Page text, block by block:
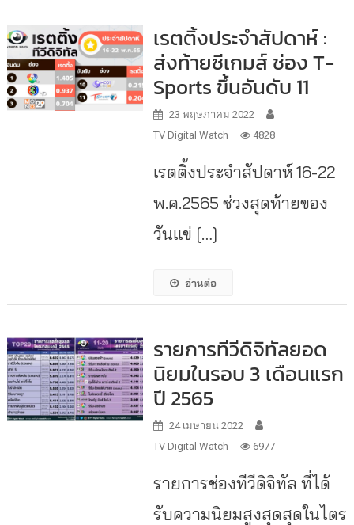
เรตติ้งประจำสัปดาห์ :
ส่งท้ายซีเกมส์ ช่อง T-
Sports ขึ้นอันดับ 11
23 พฤษภาคม 2022
TV Digital Watch
4828
เรตติ้งประจำสัปดาห์ 16-22
พ.ค.2565 ช่วงสุดท้ายของ
วันแข่ […]
อ่านต่อ
รายการทีวีดิจิทัลยอด
นิยมในรอบ 3 เดือนแรก
ปี 2565
24 เมษายน 2022
TV Digital Watch
6977
รายการช่องทีวีดิจิทัล ที่ได้
รับความนิยมสูงสุดสุดในไตร